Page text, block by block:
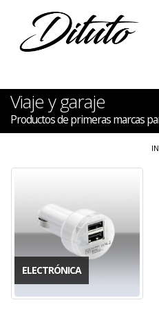
Viaje y garaje
Productos de primeras marcas
ELECTRÓNICA